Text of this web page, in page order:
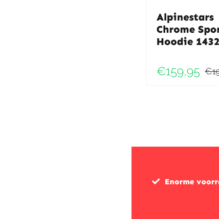
Alpinestars
Chrome
Hoodie 1432
€
€159,95
Enorme